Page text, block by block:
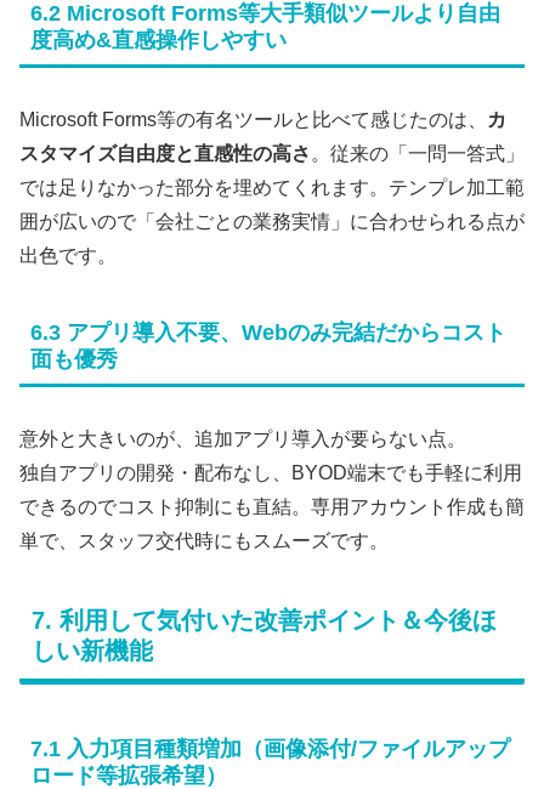
6.2 Microsoft Forms等大手類似ツールより自由
度高め&直感操作しやすい
Microsoft Forms等の有名ツールと比べて感じたのは、 カ
スタマイズ自由度と直感性の高さ。従来の「一問一答式」
では足りなかった部分を埋めてくれます。テンプレ加工範
囲が広いので「会社ごとの業務実情」に合わせられる点が
出色です。
6.3 アプリ導入不要、Webのみ完結だからコスト
面も優秀
意外と大きいのが、追加アプリ導入が要らない点。
独自アプリの開発・配布なし、BYOD端末でも手軽に利用
できるのでコスト抑制にも直結。専用アカウント作成も簡
単で、スタッフ交代時にもスムーズです。
7. 利用して気付いた改善ポイント＆今後ほ
しい新機能
7.1 入力項目種類増加（画像添付/ファイルアップ
ロード等拡張希望）